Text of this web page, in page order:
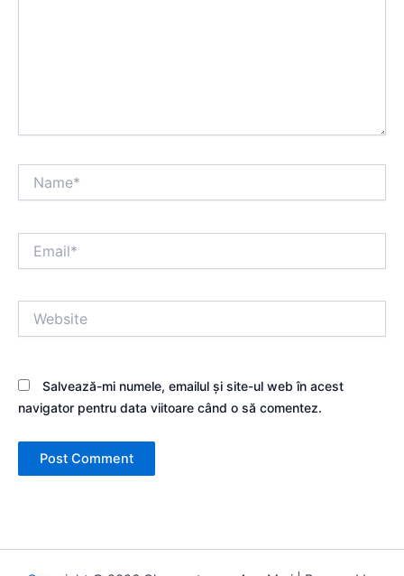
Salvează-mi numele, emailul și site-ul web în acest
navigator pentru data viitoare când o să comentez.